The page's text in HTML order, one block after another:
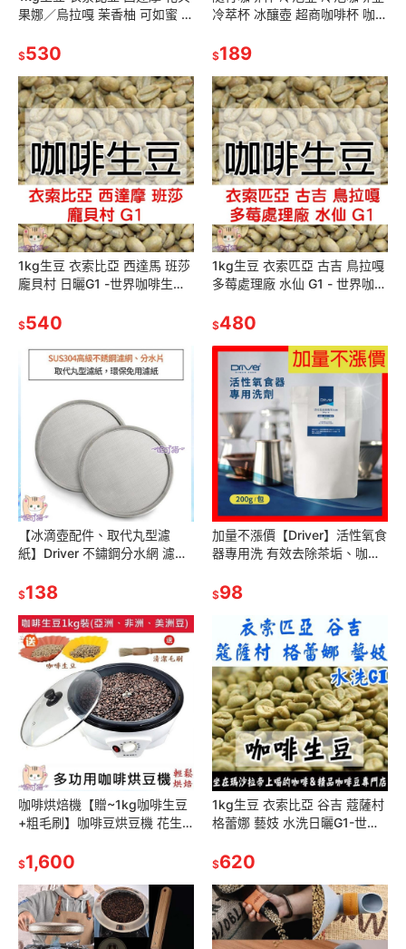
果娜／烏拉嘎 茉香柚 可如蜜 水
豆 生咖啡豆 精品
$530
冷萃杯 冰釀壺 超商咖啡杯 咖啡
藏 冷萃壺 冷萃 冰釀
$189
1kg生豆 衣索比亞 西達馬 班莎
龐貝村 日曬G1 -世界咖啡生豆
香台灣》咖啡生豆 咖啡豆
$540
1kg生豆 衣索匹亞 古吉 鳥拉嘎
多莓處理廠 水仙 G1 - 世界咖啡
為飄香台灣》咖啡生豆
$480
【冰滴壺配件、取代丸型濾
紙】Driver 不鏽鋼分水網 濾水
冰滴咖啡壺│兩用冰滴壺│不锈
$138
加量不漲價【Driver】活性氧食
器專用洗 有效去除茶垢、咖啡
殺菌劑 不銹鋼清潔劑
$98
咖啡烘焙機【贈~1kg咖啡生豆
+粗毛刷】咖啡豆烘豆機 花生
啡 單品咖啡 取代陶鍋
$1,600
1kg生豆 衣索比亞 谷吉 蔻薩村
格蕾娜 藝妓 水洗日曬G1-世界
~只為飄香台灣》咖啡生豆
$620